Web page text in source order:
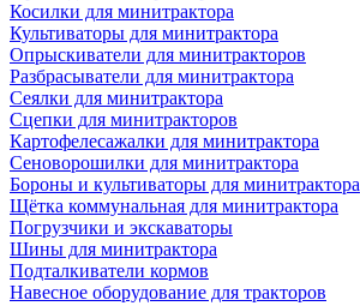
Косилки для минитрактора
Культиваторы для минитрактора
Опрыскиватели для минитракторов
Разбрасыватели для минитрактора
Сеялки для минитрактора
Сцепки для минитракторов
Картофелесажалки для минитрактора
Сеноворошилки для минитрактора
Бороны и культиваторы для минитрактора
Щётка коммунальная для минитрактора
Погрузчики и экскаваторы
Шины для минитрактора
Подталкиватели кормов
Навесное оборудование для тракторов